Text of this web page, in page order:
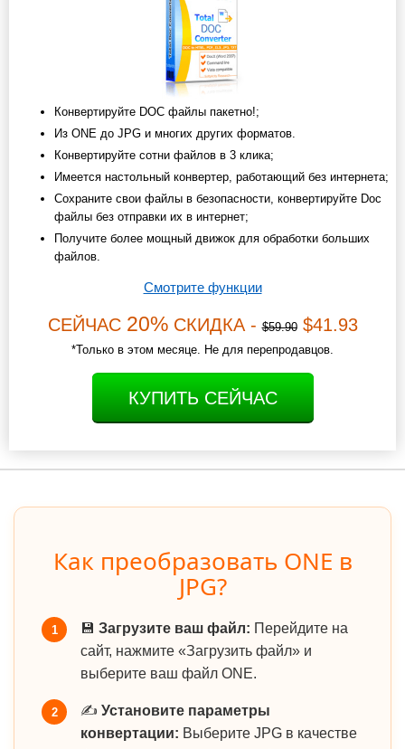
Конвертируйте DOC файлы пакетно!;
Из ONE до JPG и многих других форматов.
Конвертируйте сотни файлов в 3 клика;
Имеется настольный конвертер, работающий без интернета;
Сохраните свои файлы в безопасности, конвертируйте Doc
файлы без отправки их в интернет;
Получите более мощный движок для обработки больших
файлов.
Смотрите функции
СЕЙЧАС 20%СКИДКА -$59.90$41.93
*Только в этом месяце. Не для перепродавцов.
КУПИТЬ СЕЙЧАС
Как преобразовать ONE в
JPG?
1 💾 Загрузите ваш файл: Перейдите на
сайт, нажмите «Загрузить файл» и
выберите ваш файл ONE.
2 ✍️ Установите параметры
конвертации: Выберите JPG в качестве